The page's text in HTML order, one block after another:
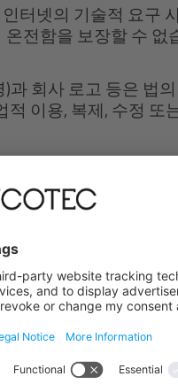
터넷의 기술적 요구
전함을 보장할 수 없
회사 로고 등은 법
적 이용, 복제, 수정
포함)는 각 소유자의
AUCOTEC AG와 해당
AG에 의한 제3자 상
른 공정한 사용에 해